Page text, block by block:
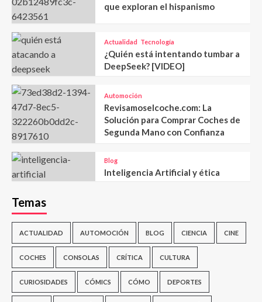
que exploran el hispanismo
Actualidad Tecnología
¿Quién está intentando tumbar a
DeepSeek? [VIDEO]
Automoción
Revisamoselcoche.com: La
Solución para Comprar Coches de
Segunda Mano con Confianza
Blog
Inteligencia Artificial y ética
Temas
ACTUALIDAD AUTOMOCIÓN BLOG CIENCIA CINE
COCHES CONSOLAS CRÍTICA CULTURA
CURIOSIDADES CÓMICS CÓMO DEPORTES